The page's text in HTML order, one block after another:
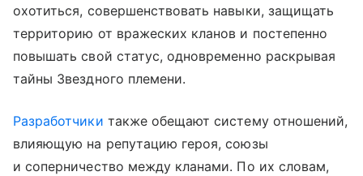
охотиться, совершенствовать навыки, защищать
территорию от вражеских кланов и постепенно
повышать свой статус, одновременно раскрывая
тайны Звездного племени.
Разработчики также обещают систему отношений,
влияющую на репутацию героя, союзы
и соперничество между кланами. По их словам,